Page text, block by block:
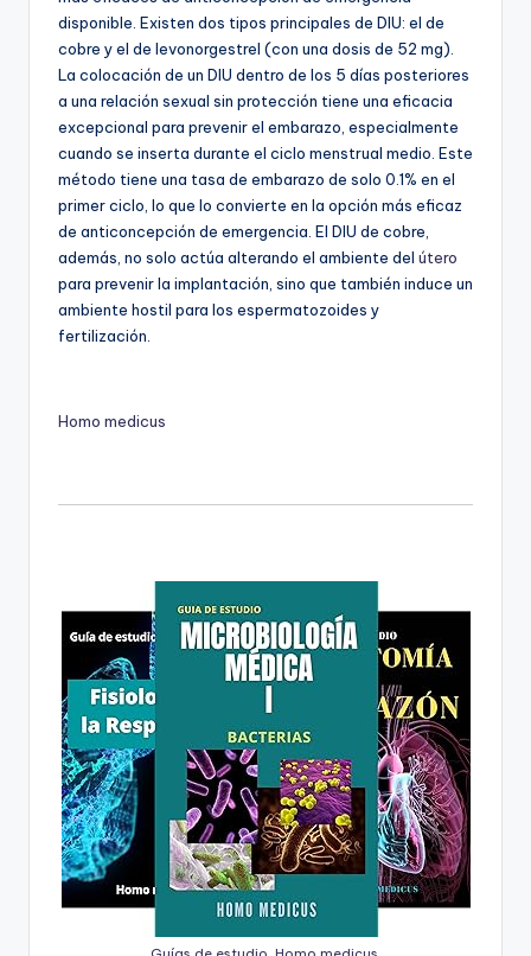
disponible. Existen dos tipos principales de DIU: el de
cobre y el de levonorgestrel (con una dosis de 52 mg).
La colocación de un DIU dentro de los 5 días posteriores
a una relación sexual sin protección tiene una eficacia
excepcional para prevenir el embarazo, especialmente
cuando se inserta durante el ciclo menstrual medio. Este
método tiene una tasa de embarazo de solo 0.1% en el
primer ciclo, lo que lo convierte en la opción más eficaz
de anticoncepción de emergencia. El DIU de cobre,
además, no solo actúa alterando el ambiente del útero
para prevenir la implantación, sino que también induce un
ambiente hostil para los espermatozoides y
fertilización.
Homo medicus